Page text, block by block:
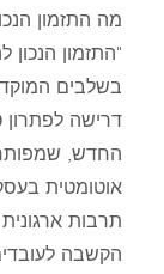
מה התזמון
"התזמון
בשלבים
דרישה לפתרון
החדש, שמפותח
אוטומטית
תרבות
הקשבה